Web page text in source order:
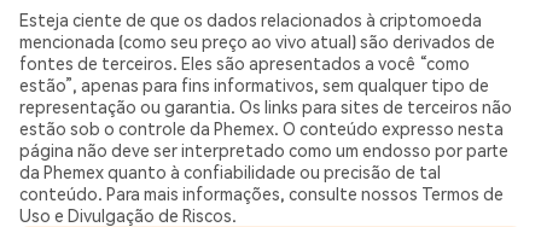
Esteja ciente de que os dados relacionados à criptomoeda
mencionada (como seu preço ao vivo atual) são derivados de
fontes de terceiros. Eles são apresentados a você “como
estão”, apenas para fins informativos, sem qualquer tipo de
representação ou garantia. Os links para sites de terceiros não
estão sob o controle da Phemex. O conteúdo expresso nesta
página não deve ser interpretado como um endosso por parte
da Phemex quanto à confiabilidade ou precisão de tal
conteúdo. Para mais informações, consulte nossos Termos de
Uso e Divulgação de Riscos.